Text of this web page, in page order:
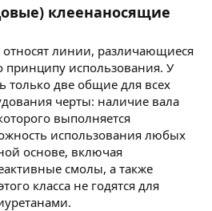
клеенаносящие
линии, различающиеся
принципу использования. У
только две общие для всех
черты: наличие вала
выполняется
использования любых
основе, включая
смолы, а также
класса не годятся для